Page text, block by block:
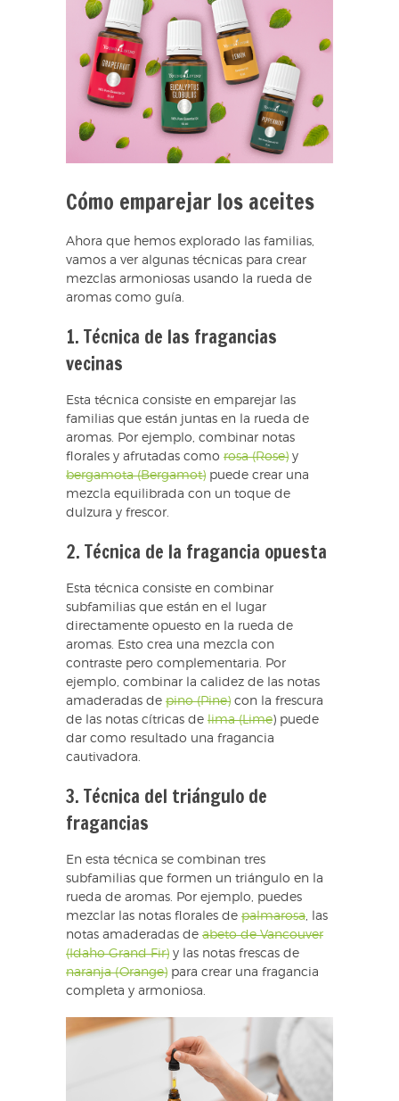
Cómo emparejar los aceites
Ahora que hemos explorado las familias,
vamos a ver algunas técnicas para crear
mezclas armoniosas usando la rueda de
aromas como guía.
1. Técnica de las fragancias
vecinas
Esta técnica consiste en emparejar las
familias que están juntas en la rueda de
aromas. Por ejemplo, combinar notas
florales y afrutadas como rosa (Rose) y
bergamota (Bergamot) puede crear una
mezcla equilibrada con un toque de
dulzura y frescor.
2. Técnica de la fragancia opuesta
Esta técnica consiste en combinar
subfamilias que están en el lugar
directamente opuesto en la rueda de
aromas. Esto crea una mezcla con
contraste pero complementaria. Por
ejemplo, combinar la calidez de las notas
amaderadas de pino (Pine) con la frescura
de las notas cítricas de lima (Lime) puede
dar como resultado una fragancia
cautivadora.
3. Técnica del triángulo de
fragancias
En esta técnica se combinan tres
subfamilias que formen un triángulo en la
rueda de aromas. Por ejemplo, puedes
mezclar las notas florales de palmarosa, las
notas amaderadas de abeto de Vancouver
(Idaho Grand Fir) y las notas frescas de
naranja (Orange) para crear una fragancia
completa y armoniosa.